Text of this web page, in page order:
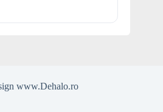
www.Dehalo.ro